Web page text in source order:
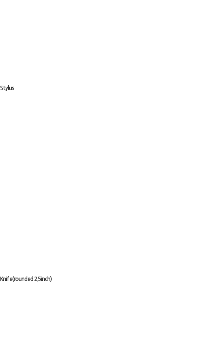
Stylus
Knife(rounded 2.5inch)